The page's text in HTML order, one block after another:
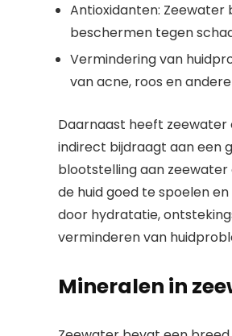
Antioxidanten: Zeewater
beschermen tegen
Vermindering van
van acne, roos en
Daarnaast heeft zeewater
indirect bijdraagt aan een
blootstelling aan zeewater
de huid goed te spoelen
door hydratatie,
verminderen van
Mineralen in